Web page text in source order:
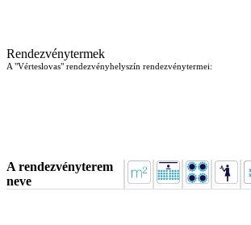
Rendezvénytermek
A "Vérteslovas" rendezvényhelyszín rendezvénytermei:
A rendezvényterem
neve